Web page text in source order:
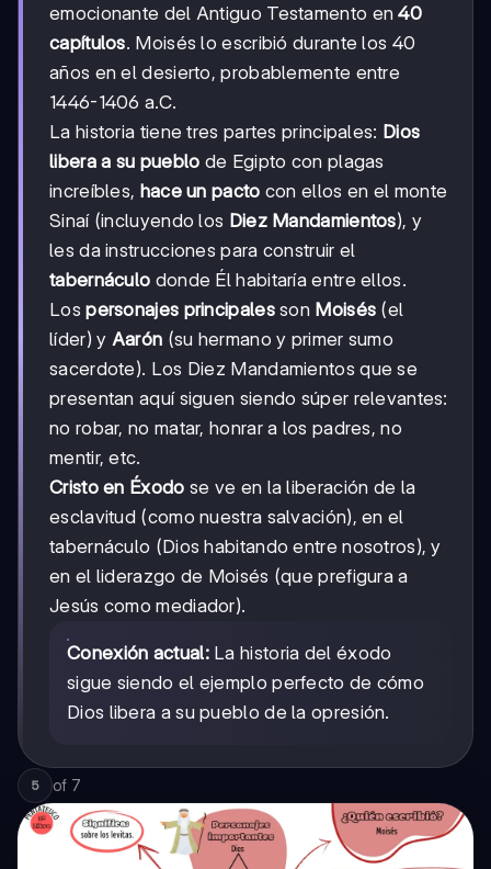
emocionante del Antiguo Testamento en40
capítulos. Moisés lo escribió durante los 40
años en el desierto, probablemente entre
1446-1406 a.C.
La historia tiene tres partes principales: Dios
libera a su pueblo de Egipto con plagas
increíbles, hace un pacto con ellos en el monte
Sinaí (incluyendo los Diez Mandamientos), y
les da instrucciones para construir el
tabernáculo donde Él habitaría entre ellos.
Lospersonajes principalesson Moisés (el
líder) y Aarón (su hermano y primer sumo
sacerdote). Los Diez Mandamientos que se
presentan aquí siguen siendo súper relevantes:
no robar, no matar, honrar a los padres, no
mentir, etc.
Cristo en Éxodo se ve en la liberación de la
esclavitud (como nuestra salvación), en el
tabernáculo (Dios habitando entre nosotros), y
en el liderazgo de Moisés (que prefigura a
Jesús como mediador).
Conexión actual:La historia del éxodo
sigue siendo el ejemplo perfecto de cómo
Dios libera a su pueblo de la opresión.
5 of 7